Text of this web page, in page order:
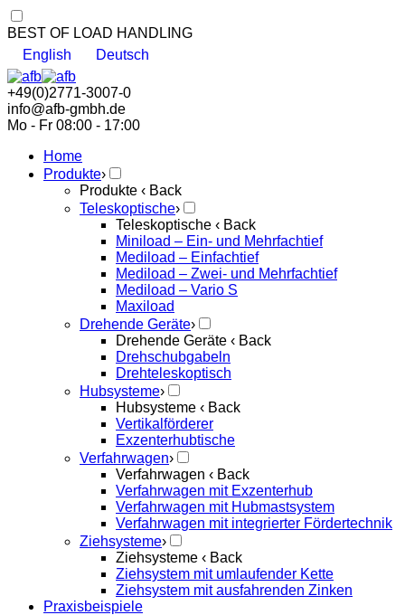
BEST OF LOAD HANDLING
English
Deutsch
+49(0)2771-3007-0
info@afb-gmbh.de
Mo - Fr 08:00 - 17:00
Home
Produkte›
Produkte ‹ Back
Teleskoptische›
Teleskoptische ‹ Back
Miniload – Ein- und Mehrfachtief
Mediload – Einfachtief
Mediload – Zwei- und Mehrfachtief
Mediload – Vario S
Maxiload
Drehende Geräte›
Drehende Geräte ‹ Back
Drehschubgabeln
Drehteleskoptisch
Hubsysteme›
Hubsysteme ‹ Back
Vertikalförderer
Exzenterhubtische
Verfahrwagen›
Verfahrwagen ‹ Back
Verfahrwagen mit Exzenterhub
Verfahrwagen mit Hubmastsystem
Verfahrwagen mit integrierter Fördertechnik
Ziehsysteme›
Ziehsysteme ‹ Back
Ziehsystem mit umlaufender Kette
Ziehsystem mit ausfahrenden Zinken
Praxisbeispiele